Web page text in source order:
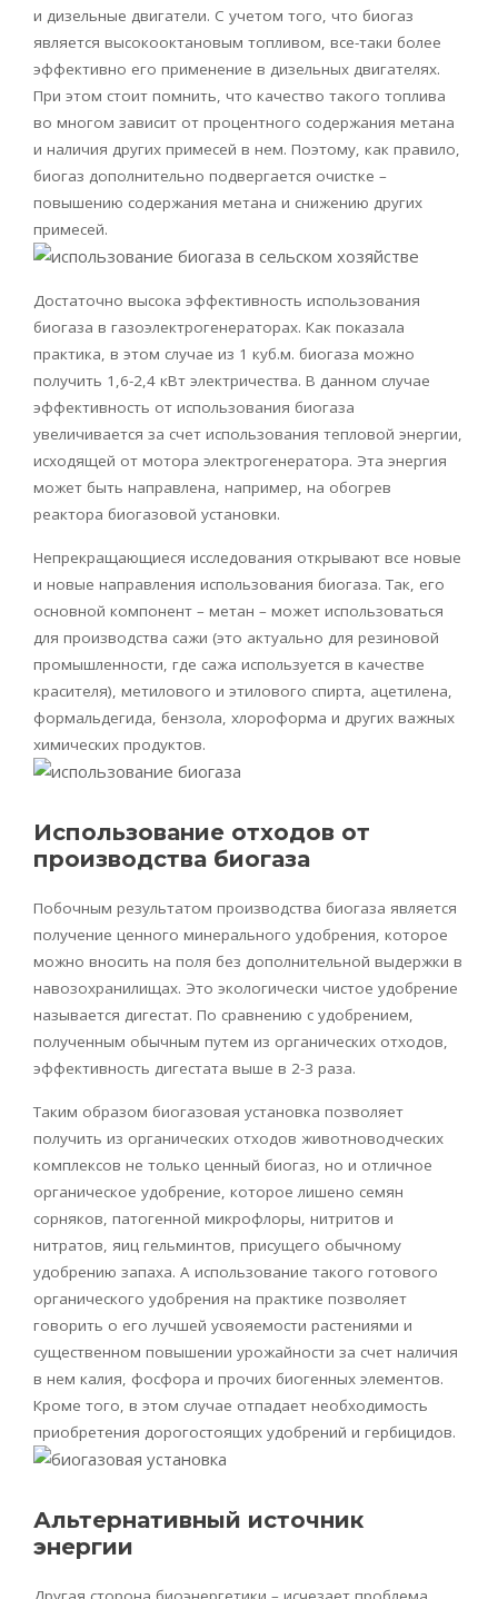
и дизельные двигатели. С учетом того, что биогаз
является высокооктановым топливом, все-таки более
эффективно его применение в дизельных двигателях.
При этом стоит помнить, что качество такого топлива
во многом зависит от процентного содержания метана
и наличия других примесей в нем. Поэтому, как правило,
биогаз дополнительно подвергается очистке –
повышению содержания метана и снижению других
примесей.
Достаточно высока эффективность использования
биогаза в газоэлектрогенераторах. Как показала
практика, в этом случае из 1 куб.м. биогаза можно
получить 1,6-2,4 кВт электричества. В данном случае
эффективность от использования биогаза
увеличивается за счет использования тепловой энергии,
исходящей от мотора электрогенератора. Эта энергия
может быть направлена, например, на обогрев
реактора биогазовой установки.
Непрекращающиеся исследования открывают все новые
и новые направления использования биогаза. Так, его
основной компонент – метан – может использоваться
для производства сажи (это актуально для резиновой
промышленности, где сажа используется в качестве
красителя), метилового и этилового спирта, ацетилена,
формальдегида, бензола, хлороформа и других важных
химических продуктов.
Использование отходов от
производства биогаза
Побочным результатом производства биогаза является
получение ценного минерального удобрения, которое
можно вносить на поля без дополнительной выдержки в
навозохранилищах. Это экологически чистое удобрение
называется дигестат. По сравнению с удобрением,
полученным обычным путем из органических отходов,
эффективность дигестата выше в 2-3 раза.
Таким образом биогазовая установка позволяет
получить из органических отходов животноводческих
комплексов не только ценный биогаз, но и отличное
органическое удобрение, которое лишено семян
сорняков, патогенной микрофлоры, нитритов и
нитратов, яиц гельминтов, присущего обычному
удобрению запаха. А использование такого готового
органического удобрения на практике позволяет
говорить о его лучшей усвояемости растениями и
существенном повышении урожайности за счет наличия
в нем калия, фосфора и прочих биогенных элементов.
Кроме того, в этом случае отпадает необходимость
приобретения дорогостоящих удобрений и гербицидов.
Альтернативный источник
энергии